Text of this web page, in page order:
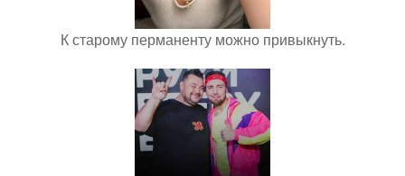
К старому перманенту можно привыкнуть.